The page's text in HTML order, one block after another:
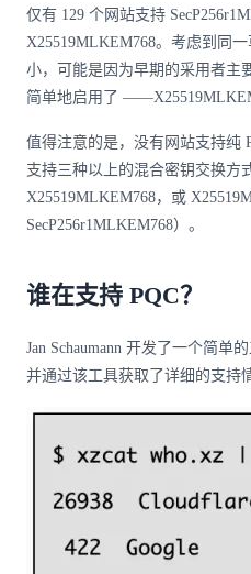
仅有 129 个网站支持
X25519MLKEM768。考虑到同
小，可能是因为早期的采用者主
简单地启用了
值得注意的是，没有网站支持纯
支持三种以上的混合密钥交换方
X25519MLKEM768，或
SecP256r1MLKEM768）。
谁在支持 PQC？
Jan Schaumann 开发了一个简单
并通过该工具获取了详细的支持